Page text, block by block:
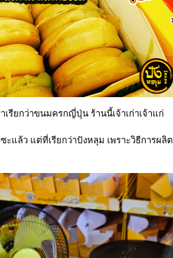
เรียกว่าขนมครกญี่ปุ่น ร้านนี้เจ้าเก่าเจ้าแก่
ะแล้ว แต่ที่เรียกว่าปังหลุม เพราะวิธีการผลิต